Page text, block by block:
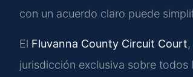
con un acuerdo claro puede
El Fluvanna County Circuit Court
jurisdicción exclusiva sobre